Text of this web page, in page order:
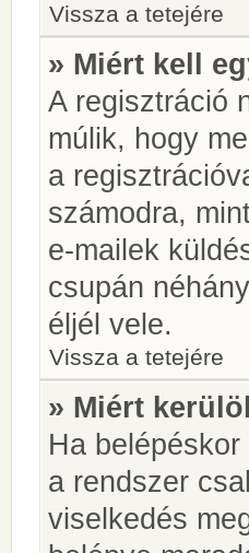
Vissza a tetejére
» Miért kell
A regisztráció
múlik, hogy
a
számodra,
e-mailek
csupán
éljél vele.
Vissza a tetejére
» Miért
Ha
a rendszer
viselkedés